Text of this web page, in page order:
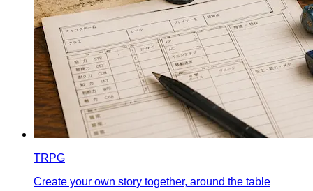
TRPG
Create your own story together, around the table